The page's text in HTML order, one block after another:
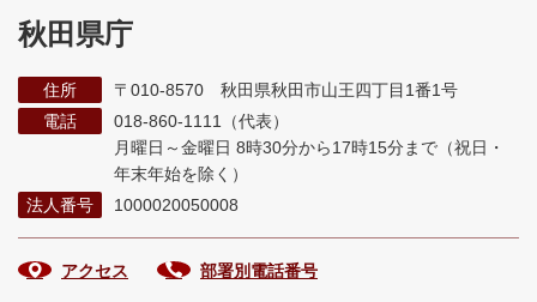
秋田県庁
住所
〒010-8570 秋田県秋田市山王四丁目1番1号
電話
018-860-1111（代表）
月曜日～金曜日 8時30分から17時15分まで （祝日・
年末年始を除く）
法人番号
1000020050008
アクセス 部署別電話番号